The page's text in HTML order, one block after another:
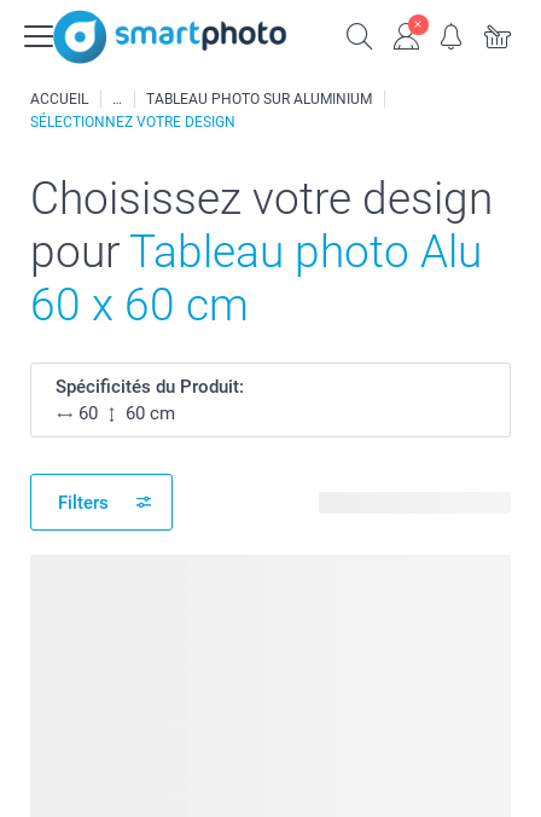
ACCUEIL
TABLEAU PHOTO SUR ALUMINIUM
SÉLECTIONNEZ VOTRE DESIGN
Choisissez votre design
pour Tableau photo Alu
60 x 60 cm
Spécificités du Produit:
60
60 cm
Filters